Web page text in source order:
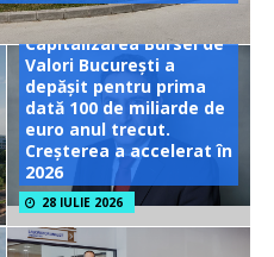
Capitalizarea Bursei de
Valori București a
depășit pentru prima
dată 100 de miliarde de
euro anul trecut.
Creșterea a accelerat în
2026
28 IULIE 2026